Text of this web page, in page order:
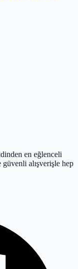
en eğlenceli
alışverişle hep